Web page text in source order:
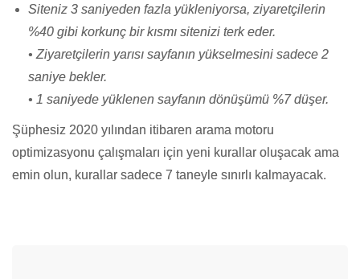
Siteniz 3 saniyeden fazla yükleniyorsa, ziyaretçilerin
%40 gibi korkunç bir kısmı sitenizi terk eder.
• Ziyaretçilerin yarısı sayfanın yükselmesini sadece 2
saniye bekler.
• 1 saniyede yüklenen sayfanın dönüşümü %7 düşer.
Şüphesiz 2020 yılından itibaren arama motoru
optimizasyonu çalışmaları için yeni kurallar oluşacak ama
emin olun, kurallar sadece 7 taneyle sınırlı kalmayacak.